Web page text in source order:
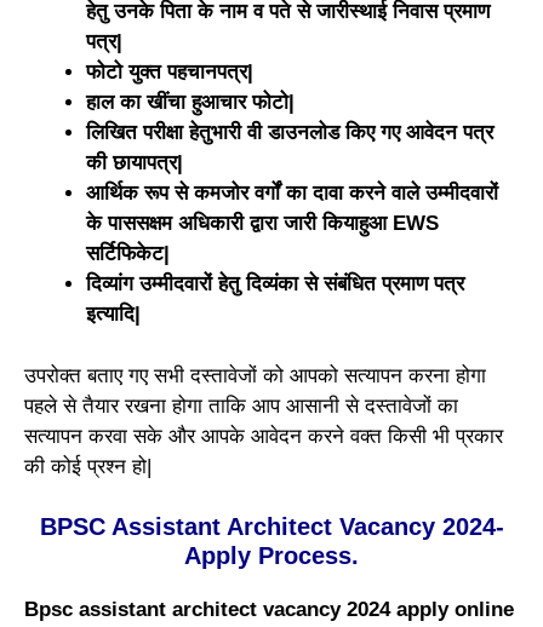
हेतु उनके पिता के नाम व पते से जारीस्थाई निवास प्रमाण
पत्र|
फोटो युक्त पहचानपत्र|
हाल का खींचा हुआचार फोटो|
लिखित परीक्षा हेतुभारी वी डाउनलोड किए गए आवेदन पत्र
की छायापत्र|
आर्थिक रूप से कमजोर वर्गों का दावा करने वाले उम्मीदवारों
के पाससक्षम अधिकारी द्वारा जारी कियाहुआ EWS
सर्टिफिकेट|
दिव्यांग उम्मीदवारों हेतु दिव्यंका से संबंधित प्रमाण पत्र
इत्यादि|
उपरोक्त बताए गए सभी दस्तावेजों को आपको सत्यापन करना होगा
पहले से तैयार रखना होगा ताकि आप आसानी से दस्तावेजों का
सत्यापन करवा सके और आपके आवेदन करने वक्त किसी भी प्रकार
की कोई प्रश्न हो|
BPSC Assistant Architect Vacancy 2024-
Apply Process.
Bpsc assistant architect vacancy 2024 apply online